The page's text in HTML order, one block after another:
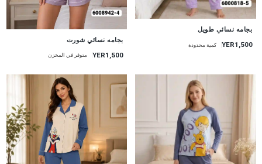
جديد
بجامه نسائي طويل
YER1,500 كمية محدودة
بجامه نسائي شورت
YER1,500 متوفر في المخزن